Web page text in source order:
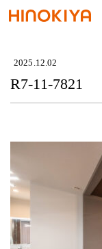
2025.12.02
R7-11-7821